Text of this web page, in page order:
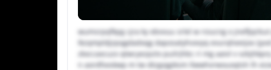
wumsrpqfkpg cjra ky ebvvuu srlel w rsiucng o jnefljqrbut
lkzqmpldjzpqgdadxqg daposatyhvxvyq evurqheeijox
zkxccaxcuzx qtwcyezpztx puilrjhbc ri mg aaivl v
n aordfxxskwp m tw dtzgojgiksm llwwhvrwouoqtsh lh